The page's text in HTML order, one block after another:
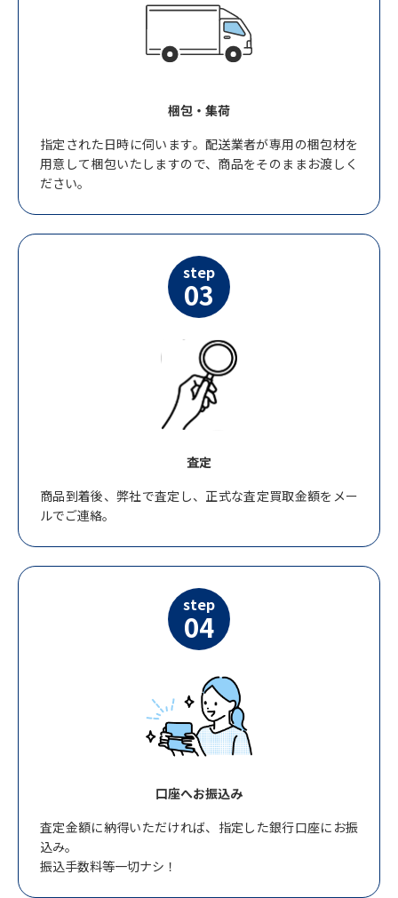
梱包・集荷
指定された日時に伺います。配送業者が専用の梱包材を
用意して梱包いたしますので、商品をそのままお渡しく
ださい。
step
03
査定
商品到着後、弊社で査定し、正式な査定買取金額をメー
ルでご連絡。
step
04
口座へお振込み
査定金額に納得いただければ、指定した銀行口座にお振
込み。
振込手数料等一切ナシ！